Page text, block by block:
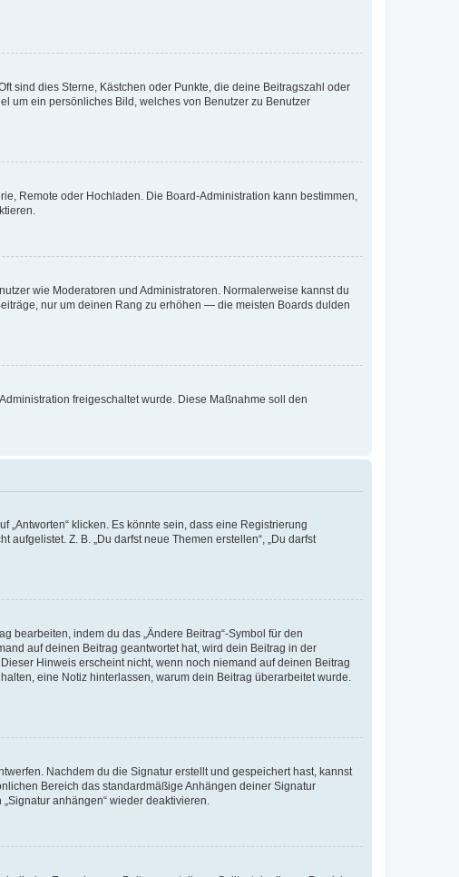
sind dies Sterne, Kästchen oder Punkte, die deine Beitragszahl oder
um ein persönliches Bild, welches von Benutzer zu Benutzer
Remote oder Hochladen. Die Board-Administration kann bestimmen,
wie Moderatoren und Administratoren. Normalerweise kannst du
nur um deinen Rang zu erhöhen — die meisten Boards dulden
freigeschaltet wurde. Diese Maßnahme soll den
„Antworten“ klicken. Es könnte sein, dass eine Registrierung
Z. B. „Du darfst neue Themen erstellen“, „Du darfst
bearbeiten, indem du das „Ändere Beitrag“-Symbol für den
auf deinen Beitrag geantwortet hat, wird dein Beitrag in der
Hinweis erscheint nicht, wenn noch niemand auf deinen Beitrag
eine Notiz hinterlassen, warum dein Beitrag überarbeitet wurde.
Nachdem du die Signatur erstellt und gespeichert hast, kannst
Bereich das standardmäßige Anhängen deiner Signatur
anhängen“ wieder deaktivieren.